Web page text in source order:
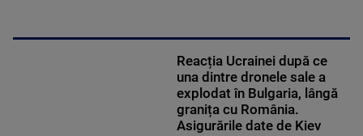
Reacția Ucrainei după ce
una dintre dronele sale a
explodat în Bulgaria, lângă
granița cu România.
Asigurările date de Kiev